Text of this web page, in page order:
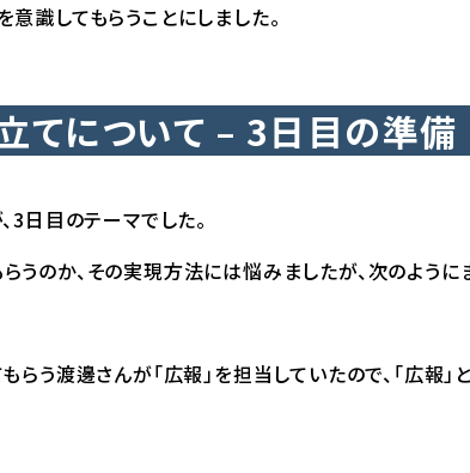
識してもらうことにしました。
てについて – 3日目の準備
3日目のテーマでした。
のか、その実現方法には悩みましたが、次のように
らう渡邊さんが「広報」を担当していたので、「広報